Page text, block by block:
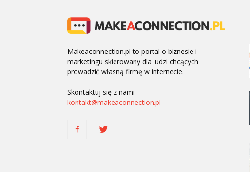
Makeaconnection.pl to portal o biznesie i
marketingu skierowany dla ludzi chcących
prowadzić własną firmę w internecie.
Skontaktuj się z nami:
kontakt@makeaconnection.pl